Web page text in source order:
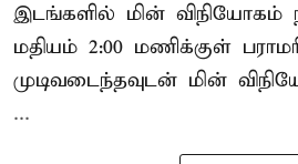
இடங்களில் மின் விநியோகம்
மதியம் 2:00 மணிக்குள்
முடிவடைந்தவுடன் மின்
...